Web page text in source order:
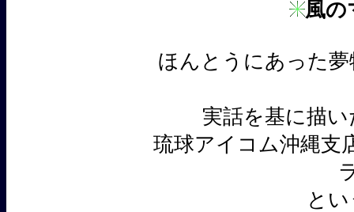
風の
ほんとうにあった
実話を基に描
琉球アイコム沖縄支
と